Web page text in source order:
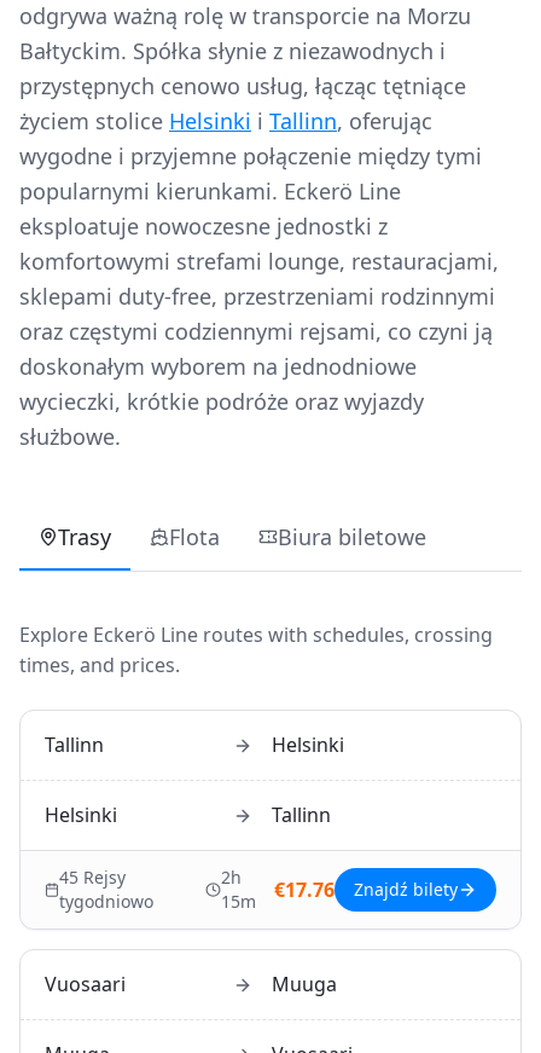
odgrywa ważną rolę w transporcie na Morzu
Bałtyckim. Spółka słynie z niezawodnych i
przystępnych cenowo usług, łącząc tętniące
życiem stolice Helsinki i Tallinn, oferując
wygodne i przyjemne połączenie między tymi
popularnymi kierunkami. Eckerö Line
eksploatuje nowoczesne jednostki z
komfortowymi strefami lounge, restauracjami,
sklepami duty-free, przestrzeniami rodzinnymi
oraz częstymi codziennymi rejsami, co czyni ją
doskonałym wyborem na jednodniowe
wycieczki, krótkie podróże oraz wyjazdy
służbowe.
Trasy Flota Biura biletowe
Explore Eckerö Line routes with schedules, crossing
times, and prices.
Tallinn Helsinki
Helsinki Tallinn
45 Rejsy
tygodniowo
2h
15m
€17.76 Znajdź bilety
Vuosaari Muuga